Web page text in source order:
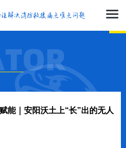
能｜安阳沃土上“长”出的无人